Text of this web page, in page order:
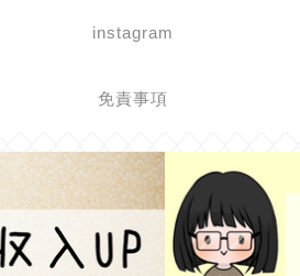
instagram
免責事項